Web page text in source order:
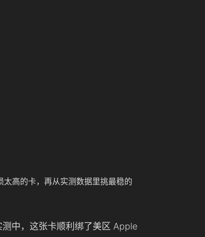
太高的卡，再从实测数据里挑最稳的
测中，这张卡顺利绑了美区 Apple